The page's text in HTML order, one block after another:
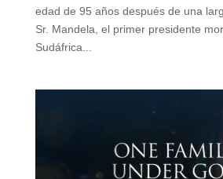
edad de 95 años después de una
Sr. Mandela, el primer presidente
Sudáfrica...